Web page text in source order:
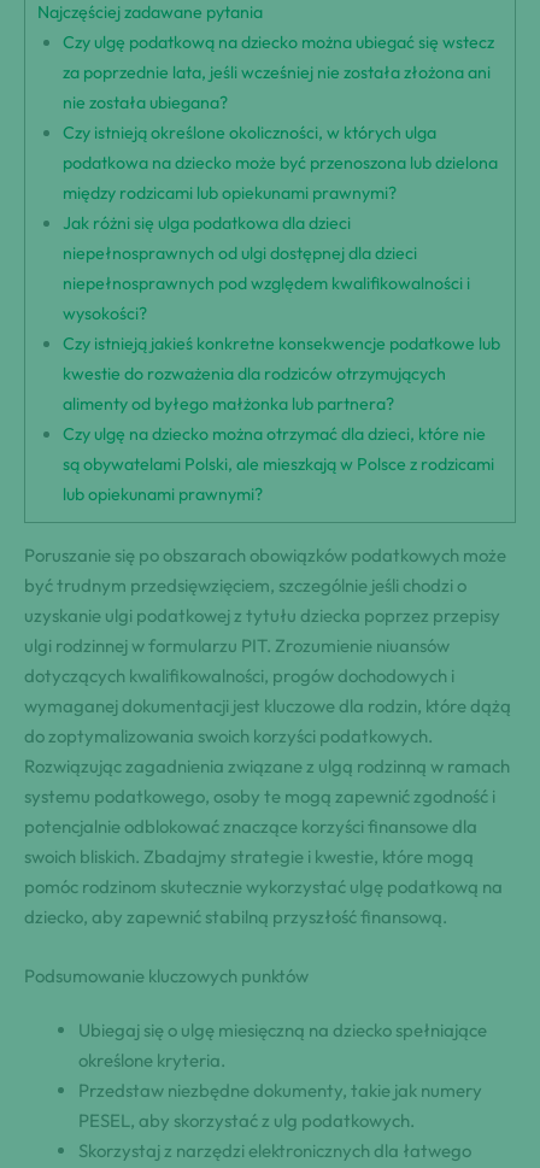
Najczęściej zadawane pytania
Czy ulgę podatkową na dziecko można ubiegać się wstecz
za poprzednie lata, jeśli wcześniej nie została złożona ani
nie została ubiegana?
Czy istnieją określone okoliczności, w których ulga
podatkowa na dziecko może być przenoszona lub dzielona
między rodzicami lub opiekunami prawnymi?
Jak różni się ulga podatkowa dla dzieci
niepełnosprawnych od ulgi dostępnej dla dzieci
niepełnosprawnych pod względem kwalifikowalności i
wysokości?
Czy istnieją jakieś konkretne konsekwencje podatkowe lub
kwestie do rozważenia dla rodziców otrzymujących
alimenty od byłego małżonka lub partnera?
Czy ulgę na dziecko można otrzymać dla dzieci, które nie
są obywatelami Polski, ale mieszkają w Polsce z rodzicami
lub opiekunami prawnymi?
Poruszanie się po obszarach obowiązków podatkowych może
być trudnym przedsięwzięciem, szczególnie jeśli chodzi o
uzyskanie ulgi podatkowej z tytułu dziecka poprzez przepisy
ulgi rodzinnej w formularzu PIT. Zrozumienie niuansów
dotyczących kwalifikowalności, progów dochodowych i
wymaganej dokumentacji jest kluczowe dla rodzin, które dążą
do zoptymalizowania swoich korzyści podatkowych.
Rozwiązując zagadnienia związane z ulgą rodzinną w ramach
systemu podatkowego, osoby te mogą zapewnić zgodność i
potencjalnie odblokować znaczące korzyści finansowe dla
swoich bliskich. Zbadajmy strategie i kwestie, które mogą
pomóc rodzinom skutecznie wykorzystać ulgę podatkową na
dziecko, aby zapewnić stabilną przyszłość finansową.
Podsumowanie kluczowych punktów
Ubiegaj się o ulgę miesięczną na dziecko spełniające
określone kryteria.
Przedstaw niezbędne dokumenty, takie jak numery
PESEL, aby skorzystać z ulg podatkowych.
Skorzystaj z narzędzi elektronicznych dla łatwego